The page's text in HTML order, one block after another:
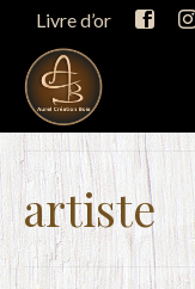
Livre d’or
artiste